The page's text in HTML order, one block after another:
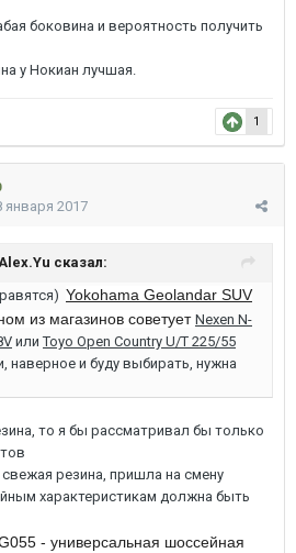
боковина и вероятность получить
у Нокиан лучшая.
1
января 2017
Alex.Yu сказал:
Yokohama Geolandar SUV
из магазинов советует Nexen N-
илиToyo Open Country U/T 225/55
наверное и буду выбирать, нужна
то я бы рассматривал бы только
свежая резина, пришла на смену
характеристикам должна быть
- универсальная шоссейная